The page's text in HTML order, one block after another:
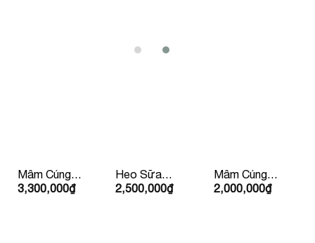
Mâm Cúng
Tất Niên
3,300,000₫
Heo Sữa
Quay Trên
2,500,000₫
Mâm Cúng
Lộc Phát
2,000,000₫